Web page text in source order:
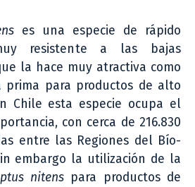
es una especie de rápido
resistente a las bajas
la hace muy atractiva como
para productos de alto
Chile esta especie ocupa el
con cerca de 216.830
entre las Regiones del Bío-
embargo la utilización de la
nitens para productos de